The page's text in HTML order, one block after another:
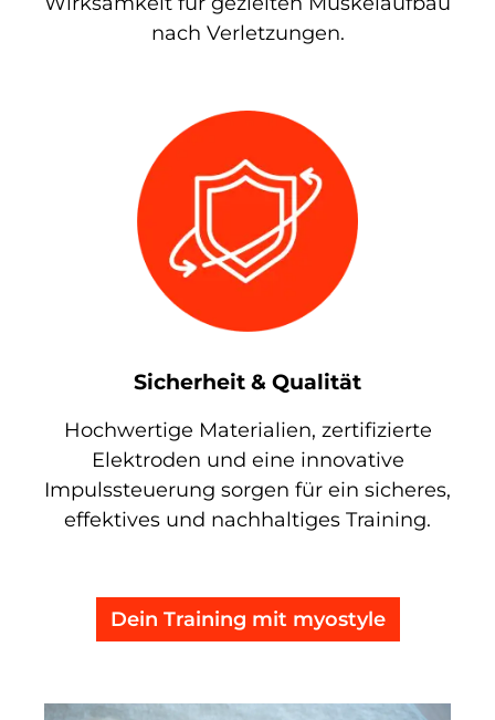
nach Verletzungen.
Sicherheit & Qualität
Hochwertige Materialien, zertifizierte
Elektroden und eine innovative
Impulssteuerung sorgen für ein sicheres,
effektives und nachhaltiges Training.
Dein Training mit myostyle